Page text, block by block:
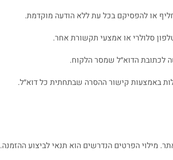
או להפסיקם בכל עת ללא הודעה מוקדמת.
סלולרי או אמצעי תקשורת אחר.
לכתובת הדוא״ל שמסר הלקוח.
באמצעות קישור ההסרה שבתחתית כל דוא״ל.
מילוי הפרטים הנדרשים הוא תנאי לביצוע ההזמנה.